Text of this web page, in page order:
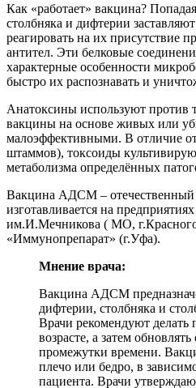
Как «работает» вакцина?
столбняка и дифтерии
реагировать на их присутствие
антител. Эти белковые
характерные особенности
быстро их распознавать и
Анатоксины используют против
вакцины на основе живых или
малоэффективными. В отличие
штаммов), токсоиды
метаболизма определённых
Вакцина АДСМ – отечественный
изготавливается на
им.И.Мечникова ( МО,
«Иммунопрепарат» (г.Уфа).
Мнение врача:
Вакцина АДСМ
дифтерии, столбняка и
Врачи рекомендуют делать
возрасте, а затем
промежутки времени.
плечо или бедро, в
пациента. Врачи